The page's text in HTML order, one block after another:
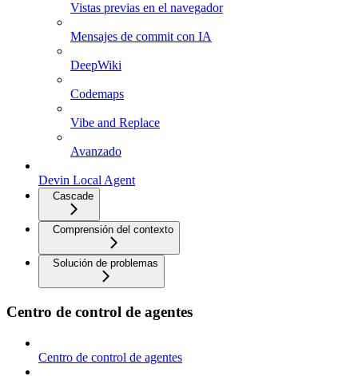
Vistas previas en el navegador
Mensajes de commit con IA
DeepWiki
Codemaps
Vibe and Replace
Avanzado
Devin Local Agent
Cascade
Comprensión del contexto
Solución de problemas
Centro de control de agentes
Centro de control de agentes